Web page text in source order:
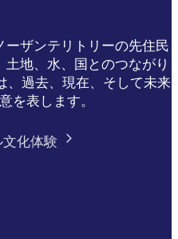
ザンテリトリーの先住民
地、水、国とのつながり
、過去、現在、そして未来
を表します。
化体験